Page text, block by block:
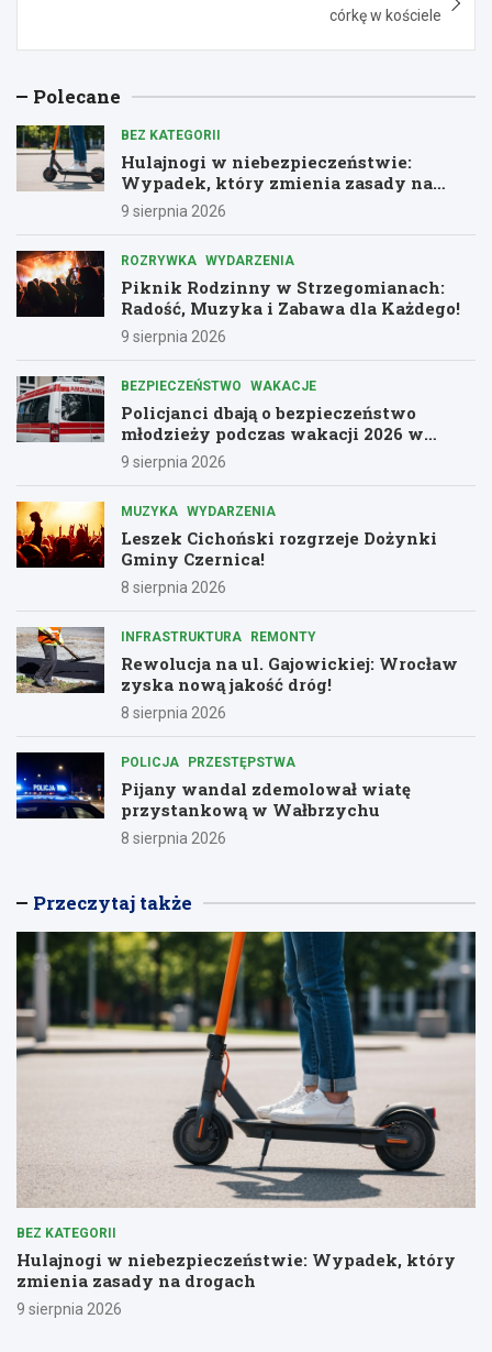
córkę w kościele
Polecane
BEZ KATEGORII
Hulajnogi w niebezpieczeństwie:
Wypadek, który zmienia zasady na
drogach
9 sierpnia 2026
ROZRYWKA WYDARZENIA
Piknik Rodzinny w Strzegomianach:
Radość, Muzyka i Zabawa dla Każdego!
9 sierpnia 2026
BEZPIECZEŃSTWO WAKACJE
Policjanci dbają o bezpieczeństwo
młodzieży podczas wakacji 2026 w
Dolnośląskiem
9 sierpnia 2026
MUZYKA WYDARZENIA
Leszek Cichoński rozgrzeje Dożynki
Gminy Czernica!
8 sierpnia 2026
INFRASTRUKTURA REMONTY
Rewolucja na ul. Gajowickiej: Wrocław
zyska nową jakość dróg!
8 sierpnia 2026
POLICJA PRZESTĘPSTWA
Pijany wandal zdemolował wiatę
przystankową w Wałbrzychu
8 sierpnia 2026
Przeczytaj także
BEZ KATEGORII
Hulajnogi w niebezpieczeństwie: Wypadek, który
zmienia zasady na drogach
9 sierpnia 2026